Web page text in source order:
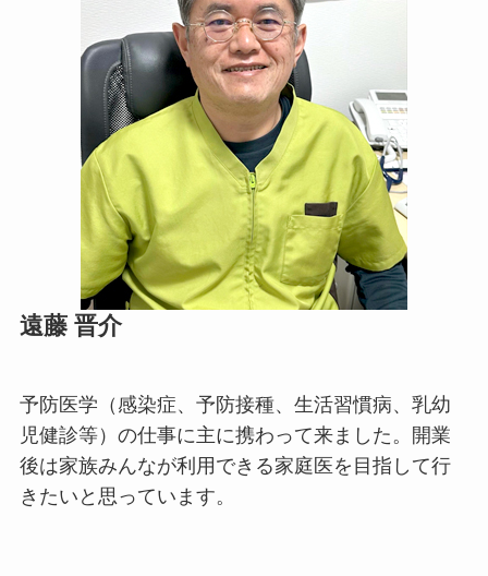
遠藤 晋介
予防医学（感染症、予防接種、生活習慣病、乳幼
児健診等）の仕事に主に携わって来ました。開業
後は家族みんなが利用できる家庭医を目指して行
きたいと思っています。